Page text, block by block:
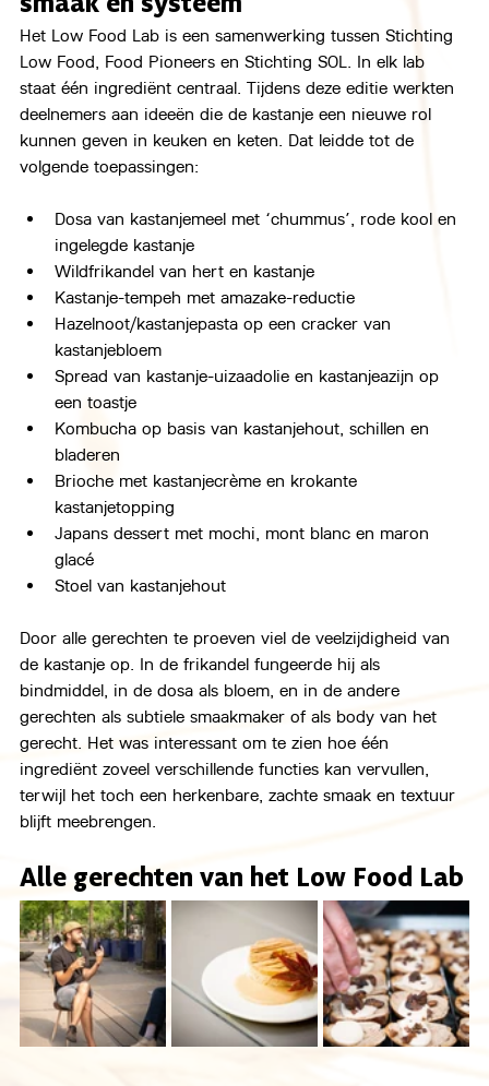
smaak en systeem
Het Low Food Lab is een samenwerking tussen Stichting
Low Food, Food Pioneers en Stichting SOL. In elk lab
staat één ingrediënt centraal. Tijdens deze editie werkten
deelnemers aan ideeën die de kastanje een nieuwe rol
kunnen geven in keuken en keten. Dat leidde tot de
volgende toepassingen:
Dosa van kastanjemeel met ‘chummus’, rode kool en
ingelegde kastanje
Wildfrikandel van hert en kastanje
Kastanje-tempeh met amazake-reductie
Hazelnoot/kastanjepasta op een cracker van
kastanjebloem
Spread van kastanje-uizaadolie en kastanjeazijn op
een toastje
Kombucha op basis van kastanjehout, schillen en
bladeren
Brioche met kastanjecrème en krokante
kastanjetopping
Japans dessert met mochi, mont blanc en maron
glacé
Stoel van kastanjehout
Door alle gerechten te proeven viel de veelzijdigheid van
de kastanje op. In de frikandel fungeerde hij als
bindmiddel, in de dosa als bloem, en in de andere
gerechten als subtiele smaakmaker of als body van het
gerecht. Het was interessant om te zien hoe één
ingrediënt zoveel verschillende functies kan vervullen,
terwijl het toch een herkenbare, zachte smaak en textuur
blijft meebrengen.
Alle gerechten van het Low Food Lab